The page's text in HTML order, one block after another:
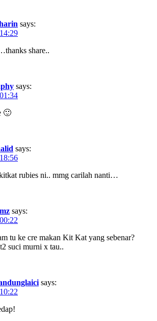
says:
share..
says:
🙂
says:
rubies ni.. mmg carilah nanti…
says:
tu ke cre makan Kit Kat yang sebenar?
suci murni x tau..
says: